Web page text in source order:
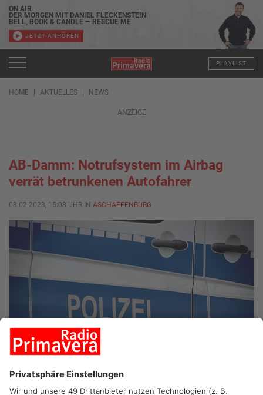
ON AIR
DER MORGEN MIT DANIEL FLECKENSTEIN
BELL, BOOK & CANDLE — RESCUE ME
JETZT ANHÖREN
PLAYLIST
HOME AKTUELLES NEWS
ANZEIGE
AB-Damm: Notrufsystem im Airbag
verrät betrunkenen Autofahrer
08.02.2023, 15:08 UHR IN ASCHAFFENBURG